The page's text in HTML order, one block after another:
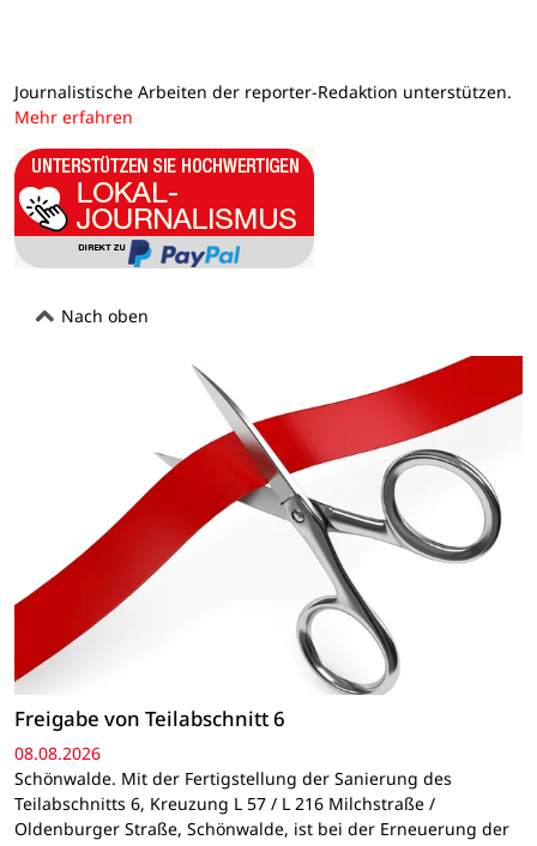
Journalistische Arbeiten der reporter-Redaktion unterstützen.
Mehr erfahren
Nach oben
Freigabe von Teilabschnitt 6
08.08.2026
Schönwalde. Mit der Fertigstellung der Sanierung des
Teilabschnitts 6, Kreuzung L 57 / L 216 Milchstraße /
Oldenburger Straße, Schönwalde, ist bei der Erneuerung der